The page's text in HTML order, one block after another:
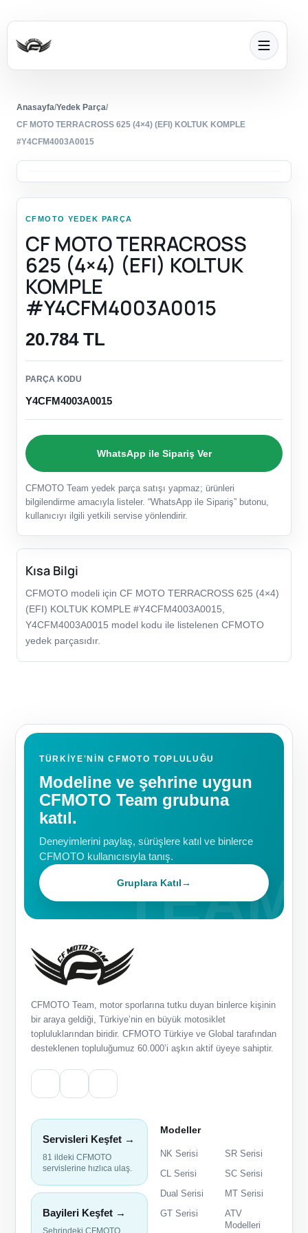
Anasayfa/Yedek Parça/
CF MOTO TERRACROSS 625 (4×4) (EFI) KOLTUK KOMPLE
#Y4CFM4003A0015
CFMOTO YEDEK PARÇA
CF MOTO TERRACROSS
625 (4×4) (EFI) KOLTUK
KOMPLE
#Y4CFM4003A0015
20.784 TL
PARÇA KODU
Y4CFM4003A0015
WhatsApp ile Sipariş Ver
CFMOTO Team yedek parça satışı yapmaz; ürünleri
bilgilendirme amacıyla listeler. “WhatsApp ile Sipariş” butonu,
kullanıcıyı ilgili yetkili servise yönlendirir.
Kısa Bilgi
CFMOTO modeli için CF MOTO TERRACROSS 625 (4×4)
(EFI) KOLTUK KOMPLE #Y4CFM4003A0015,
Y4CFM4003A0015 model kodu ile listelenen CFMOTO
yedek parçasıdır.
TÜRKIYE'NIN CFMOTO TOPLULUĞU
Modeline ve şehrine uygun
CFMOTO Team grubuna
katıl.
Deneyimlerini paylaş, sürüşlere katıl ve binlerce
CFMOTO kullanıcısıyla tanış.
Gruplara Katıl→
CFMOTO Team, motor sporlarına tutku duyan binlerce kişinin
bir araya geldiği, Türkiye’nin en büyük motosiklet
topluluklarından biridir. CFMOTO Türkiye ve Global tarafından
desteklenen topluluğumuz 60.000’i aşkın aktif üyeye sahiptir.
Servisleri Keşfet →
81 ildeki CFMOTO
servislerine hızlıca ulaş.
Bayileri Keşfet →
Modeller
NK Serisi
SR Serisi
CL Serisi
SC Serisi
Dual Serisi
MT Serisi
GT Serisi
ATV
Modelleri